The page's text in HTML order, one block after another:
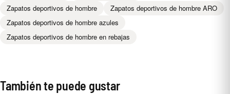
Zapatos deportivos de hombre
Zapatos deportivos de hombre ARO
Zapatos deportivos de hombre azules
Zapatos deportivos de hombre en rebajas
También te puede gustar